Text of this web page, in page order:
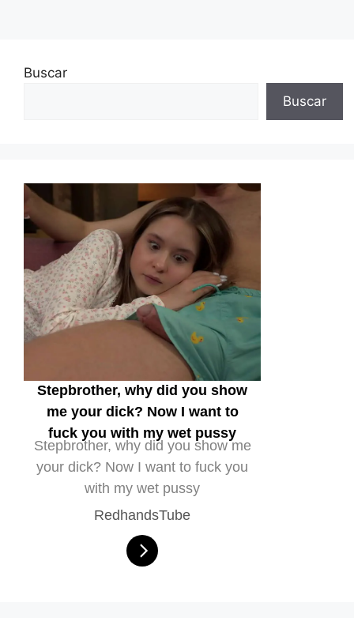
Buscar
Buscar
Stepbrother, why did you show
me your dick? Now I want to
fuck you with my wet pussy
Stepbrother, why did you show me
your dick? Now I want to fuck you
with my wet pussy
RedhandsTube